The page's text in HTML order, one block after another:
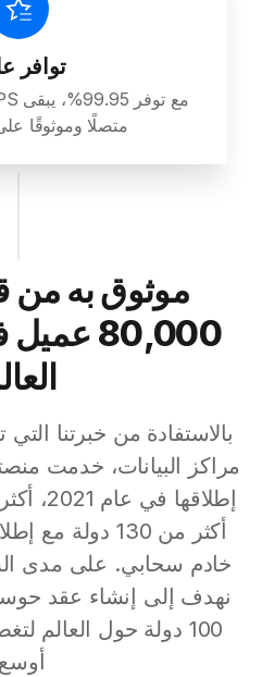
توافر
متصلًا وموثوقًا
موثوق به من
80,000
بالاستفادة من خبرتنا
خادم سحابي. على مدى
نهدف إلى إنشاء عقد
100 دولة حول العالم